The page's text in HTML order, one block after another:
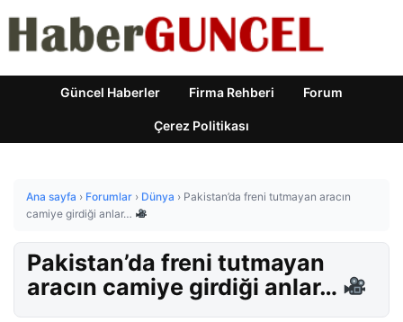
Güncel Haberler Firma Rehberi Forum
Çerez Politikası
Ana sayfa › Forumlar › Dünya › Pakistan’da freni tutmayan aracın
camiye girdiği anlar…
Pakistan’da freni tutmayan
aracın camiye girdiği anlar…